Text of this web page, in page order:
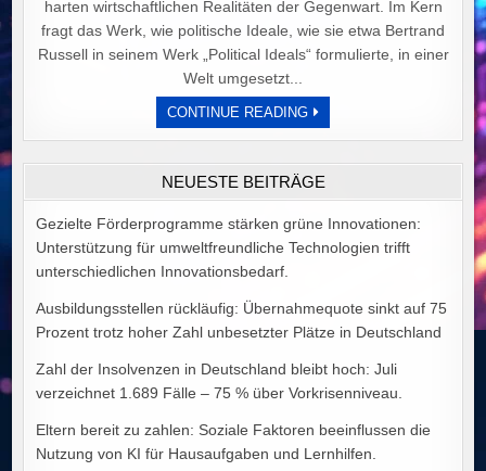
harten wirtschaftlichen Realitäten der Gegenwart. Im Kern
fragt das Werk, wie politische Ideale, wie sie etwa Bertrand
Russell in seinem Werk „Political Ideals“ formulierte, in einer
Welt umgesetzt...
CONTINUE READINGDER
PREIS
POLITISCHER
VON
ALEX
GOODMAN
NEUESTE BEITRÄGE
Gezielte Förderprogramme stärken grüne Innovationen:
Unterstützung für umweltfreundliche Technologien trifft
unterschiedlichen Innovationsbedarf.
Ausbildungsstellen rückläufig: Übernahmequote sinkt auf 75
Prozent trotz hoher Zahl unbesetzter Plätze in Deutschland
Zahl der Insolvenzen in Deutschland bleibt hoch: Juli
verzeichnet 1.689 Fälle – 75 % über Vorkrisenniveau.
Eltern bereit zu zahlen: Soziale Faktoren beeinflussen die
Nutzung von KI für Hausaufgaben und Lernhilfen.